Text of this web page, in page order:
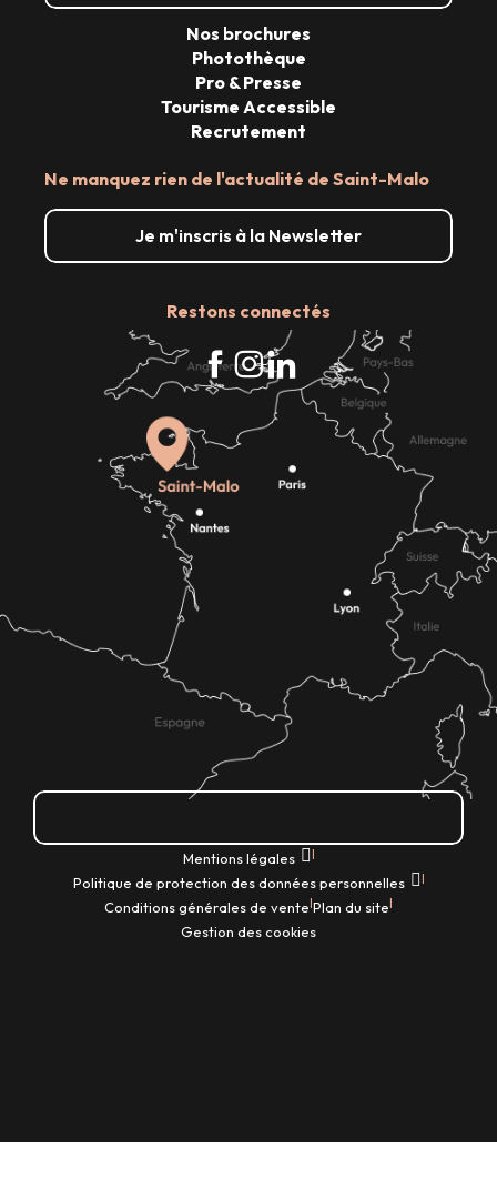
Ne manquez rien de l'actualité de Saint-Malo
Je m'inscris à la Newsletter
Restons connectés
Nos brochures
Photothèque
Pro & Presse
Tourisme Accessible
Recrutement
Mentions légales |
Politique de protection des données personnelles |
Conditions générales de vente|Plan du site|
Gestion des cookies